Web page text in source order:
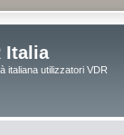
Italia
italiana utilizzatori VDR